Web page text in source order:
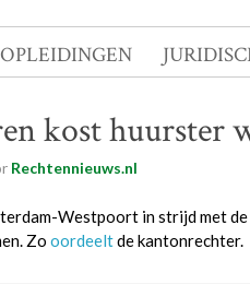
OPLEIDINGEN
kost huurster
Rechtennieuws.nl
Westpoort in strijd met
Zo oordeeltde kantonrechter.